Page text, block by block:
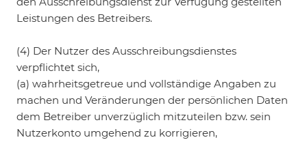
Leistungen des Betreibers.
(4) Der Nutzer des Ausschreibungsdienstes
verpflichtet sich,
(a) wahrheitsgetreue und vollständige Angaben zu
machen und Veränderungen der persönlichen Daten
dem Betreiber unverzüglich mitzuteilen bzw. sein
Nutzerkonto umgehend zu korrigieren,